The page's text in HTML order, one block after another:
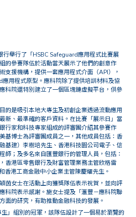
舉行了「HSBC Safeguard應用程式比賽展
的參賽隊伍於活動當天展示了他們的創意作
支援機構，提供一套應用程式介面（API），
用程式原型。應科院除了提供培訓材料及協
科院還特別建立了一個區塊鏈虛擬平台，供參
的是吸引本地大專生及初創企業透過流動應用
新、最準確的客戶資料。在比賽「展示日」當
行家和科技專家組成的評審團介紹其參賽作
基博士為評審團成員之一，其他成員包括：香
基建）李樹培先生、香港科技園公司電子、信
師；及多名來自匯豐銀行的管理人員，包括：
香港區零售銀行及財富管理業務主管欣格雷
香港工商金融中小企業主管陳慶耀先生。
茵女士在活動上向獲獎隊伍表示祝賀，並向評
科院表示感謝。施女士提及「滙豐－應科院聯
面的研究，有助推動金融科技的發展。
」組別的冠軍，該隊伍設計了一個易於瀏覽的